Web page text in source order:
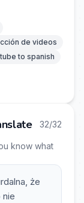
de videos
to spanish
32/32
know what
że